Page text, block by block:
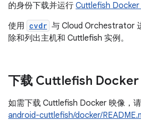
的身份下载并运行 Cuttlefish Docker
使用 cvdr 与 Cloud Orchestrator
除和列出主机和 Cuttlefish 实例。
下载 Cuttlefish Docker
如需下载 Cuttlefish Docker 映像，
android-cuttlefish/docker/